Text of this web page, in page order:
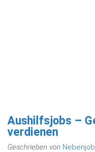
Aushilfsjobs –
verdienen
Geschrieben von